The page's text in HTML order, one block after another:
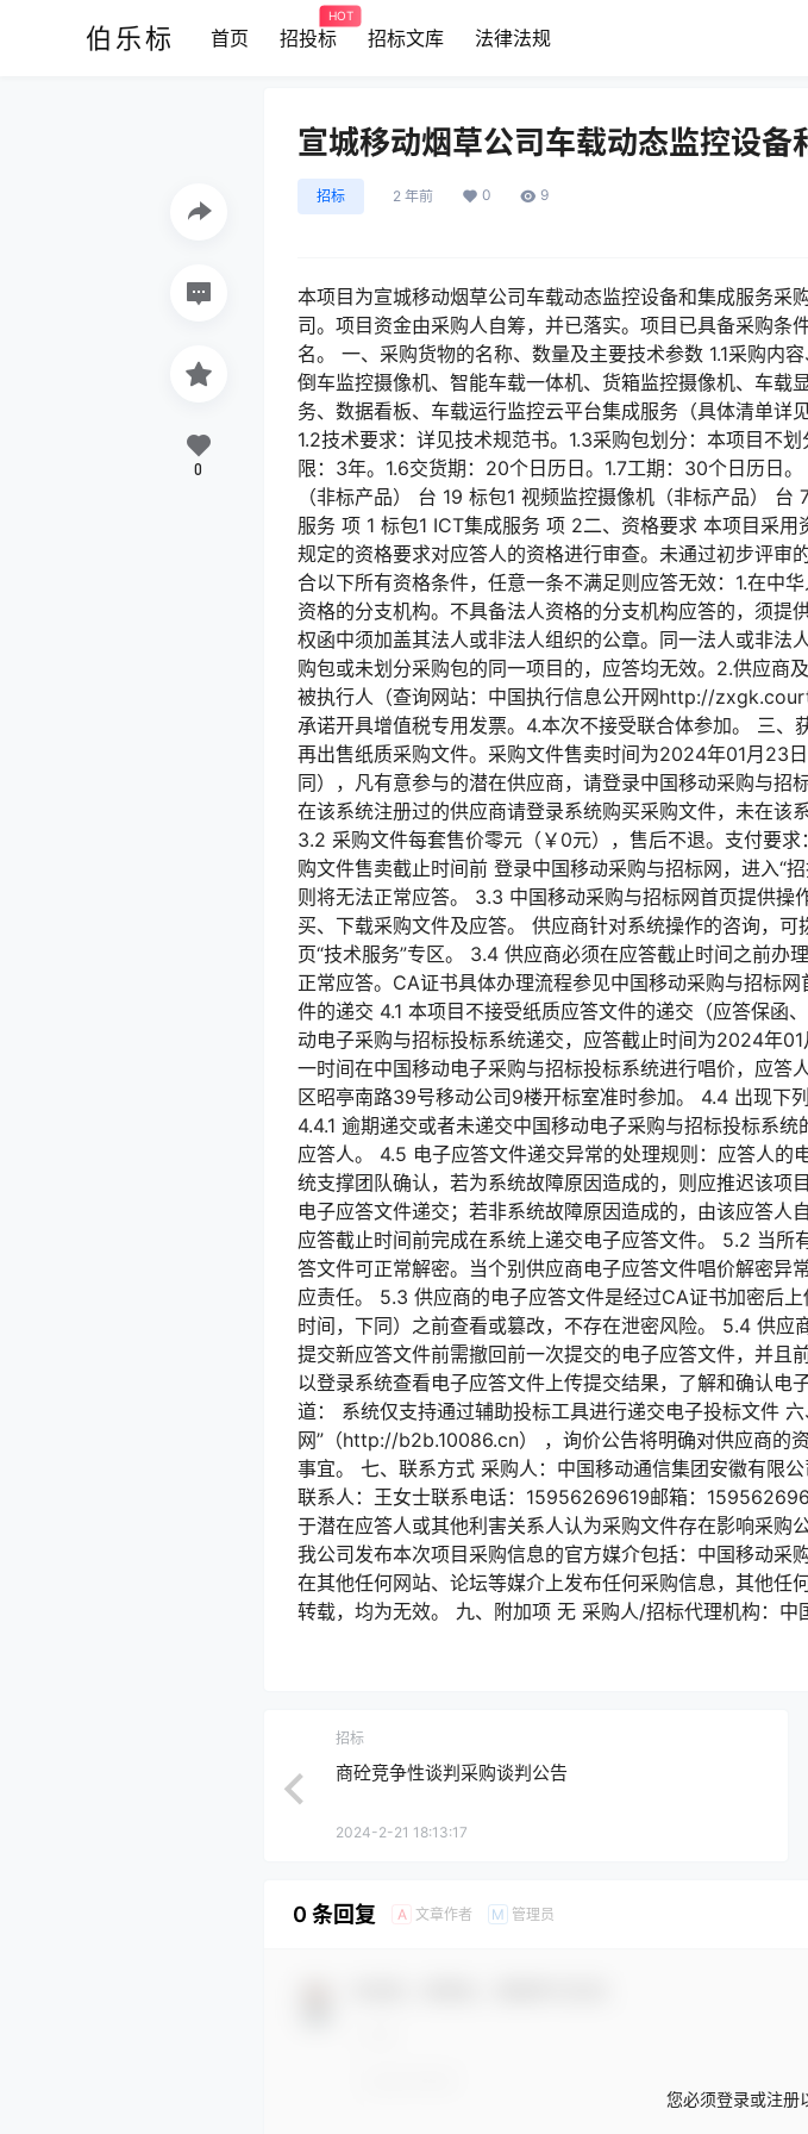
伯乐标 首页 招投标
HOT
招标文库 法律法规
宣城移动烟草公司车载动态监控设备
招标 2 年前 0 9
本项目为宣城移动烟草公司车载动态监控设备和集成服务
司。项目资金由采购人自筹，并已落实。项目已具备采购条
名。 一、采购货物的名称、数量及主要技术参数 1.1采购内
倒车监控摄像机、智能车载一体机、货箱监控摄像机、车载
务、数据看板、车载运行监控云平台集成服务（具体清单详
1.2技术要求：详见技术规范书。1.3采购包划分：本项目不
限：3年。1.6交货期：20个日历日。1.7工期：30个日历日
（非标产品） 台 19 标包1 视频监控摄像机（非标产品）
服务 项 1 标包1 ICT集成服务 项 2二、资格要求 本项目采
规定的资格要求对应答人的资格进行审查。未通过初步评审
合以下所有资格条件，任意一条不满足则应答无效：1.在中
资格的分支机构。不具备法人资格的分支机构应答的，须
权函中须加盖其法人或非法人组织的公章。同一法人或非法
购包或未划分采购包的同一项目的，应答均无效。2.供应商
被执行人（查询网站：中国执行信息公开网http://
承诺开具增值税专用发票。4.本次不接受联合体参加。 三
再出售纸质采购文件。采购文件售卖时间为2024年01月23
同），凡有意参与的潜在供应商，请登录中国移动采购与
在该系统注册过的供应商请登录系统购买采购文件，未在该
3.2 采购文件每套售价零元（￥0元），售后不退。支付要
购文件售卖截止时间前 登录中国移动采购与招标网，进入“
则将无法正常应答。 3.3 中国移动采购与招标网首页提供
买、下载采购文件及应答。 供应商针对系统操作的咨询，
页“技术服务”专区。 3.4 供应商必须在应答截止时间之前
正常应答。CA证书具体办理流程参见中国移动采购与招标
件的递交 4.1 本项目不接受纸质应答文件的递交（应答保函
动电子采购与招标投标系统递交，应答截止时间为2024年
一时间在中国移动电子采购与招标投标系统进行唱价，应答
区昭亭南路39号移动公司9楼开标室准时参加。 4.4 出现下
4.4.1 逾期递交或者未递交中国移动电子采购与招标投标系
应答人。 4.5 电子应答文件递交异常的处理规则：应答人
统支撑团队确认，若为系统故障原因造成的，则应推迟该
电子应答文件递交；若非系统故障原因造成的，由该应答
应答截止时间前完成在系统上递交电子应答文件。 5.2 当
答文件可正常解密。当个别供应商电子应答文件唱价解密异
应责任。 5.3 供应商的电子应答文件是经过CA证书加密后
时间，下同）之前查看或篡改，不存在泄密风险。 5.4 供应
提交新应答文件前需撤回前一次提交的电子应答文件，并
以登录系统查看电子应答文件上传提交结果，了解和确认
道： 系统仅支持通过辅助投标工具进行递交电子投标文件
网”（http://b2b.10086.cn） ，询价公告将明确对供应商的
事宜。 七、联系方式 采购人：中国移动通信集团安徽有限
联系人：王女士联系电话：15956269619邮箱：
于潜在应答人或其他利害关系人认为采购文件存在影响采
我公司发布本次项目采购信息的官方媒介包括：中国移动
在其他任何网站、论坛等媒介上发布任何采购信息，其他任
转载，均为无效。 九、附加项 无 采购人/招标代理机构：
0
招标
商砼竞争性谈判采购谈判公告
2024-2-21 18:13:17
0 条回复 A 文章作者 M 管理员
您必须登录或注册